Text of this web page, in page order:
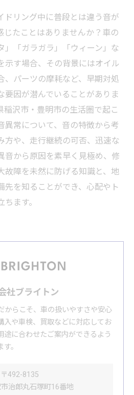
ドリング中に普段とは違う音が
じたことはありませんか？車の
」「ガラガラ」「ウィーン」な
示す場合、その背景にはオイル
、パーツの摩耗など、早期対処
要因が潜んでいることがありま
稲沢市・豊明市の生活圏で起こ
異常について、音の特徴から考
方や、走行継続の可否、迅速な
音から原因を素早く見極め、修
故障を未然に防げる知識と、地
先を知ることができ、心配やト
ます。
社ブライトン
からこそ、車の扱いやすさや安心
入や車検、買取などに対応してお
途に合わせたご案内ができるよう
。
〒492-8135
治郎丸石塚町16番地